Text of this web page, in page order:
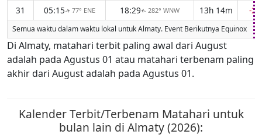
31
05:15↑ 77° ENE 18:29↑ 282° WNW 13h 14m -
Semua waktu dalam waktu lokal untuk Almaty. Event Berikutnya Equinox
Di Almaty, matahari terbit paling awal dari August
adalah pada Agustus 01 atau matahari terbenam paling
akhir dari August adalah pada Agustus 01.
Kalender Terbit/Terbenam Matahari untuk
bulan lain di Almaty (2026):